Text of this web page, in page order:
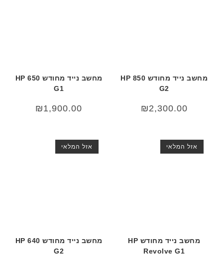
מחשב נייד מחודש HP 850
G2
₪2,300.00
מחשב נייד מחודש HP 650
G1
₪1,900.00
אזל המלאי
מחשב נייד מחודש HP
Revolve G1
אזל המלאי
מחשב נייד מחודש HP 640
G2